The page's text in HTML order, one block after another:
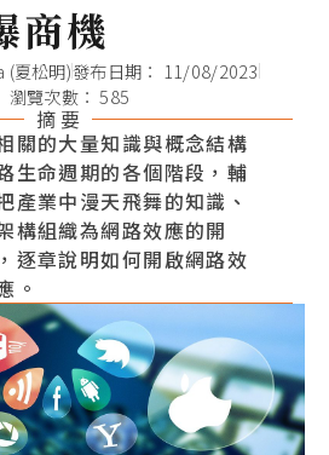
商機
(夏松明)發布日期： 11/08/2023
瀏覽次數： 585
摘 要
關的大量知識與概念結構
生命週期的各個階段，輔
產業中漫天飛舞的知識、
構組織為網路效應的開
逐章說明如何開啟網路效
。